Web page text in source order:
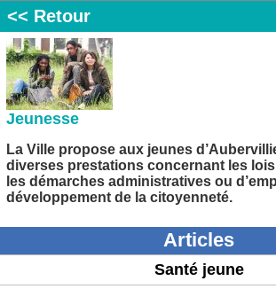
<< Retour
Jeunesse
La Ville propose aux jeunes
diverses prestations concernant les
les démarches administratives ou
développement de la citoyenneté.
Articles
Santé jeune